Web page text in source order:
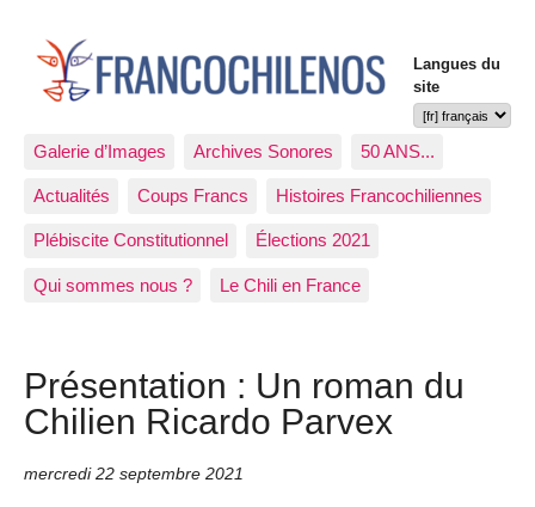
Langues du
site
Galerie d’Images Archives Sonores 50 ANS...
Actualités Coups Francs Histoires Francochiliennes
Plébiscite Constitutionnel Élections 2021
Qui sommes nous ? Le Chili en France
Présentation : Un roman du
Chilien Ricardo Parvex
mercredi 22 septembre 2021